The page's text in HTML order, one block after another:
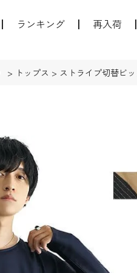
ランキング 再入荷
トップス ストライプ切替ビ